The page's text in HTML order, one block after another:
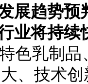
展趋势预
业将持
色乳制
、技术